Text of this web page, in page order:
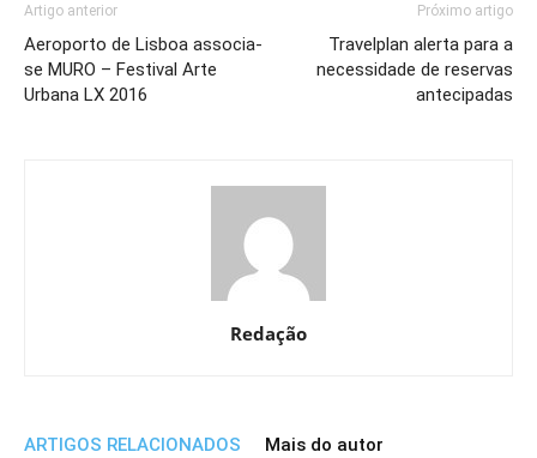
Artigo anterior
Aeroporto de Lisboa associa-
se MURO – Festival Arte
Urbana LX 2016
Próximo artigo
Travelplan alerta para a
necessidade de reservas
antecipadas
Redação
ARTIGOS RELACIONADOS Mais do autor